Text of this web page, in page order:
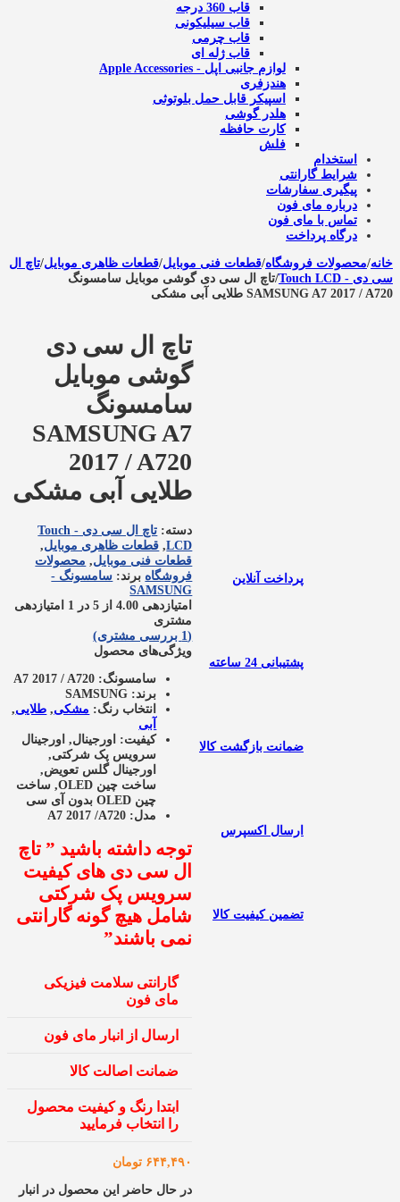
قاب 360 درجه
قاب سیلیکونی
قاب چرمی
قاب ژله ای
لوازم جانبی اپل - Apple Accessories
هندزفری
اسپیکر قابل حمل بلوتوثی
هلدر گوشی
کارت حافظه
فلش
استخدام
شرایط گارانتی
پیگیری سفارشات
درباره مای فون
تماس با مای فون
درگاه پرداخت
خانه/محصولات فروشگاه/قطعات فنی موبایل/قطعات ظاهری موبایل/تاچ ال
سی دی - Touch LCD
/تاچ ال سی دی گوشی موبایل سامسونگ
SAMSUNG A7 2017 / A720 طلایی آبی مشکی
تاچ ال سی دی
گوشی موبایل
سامسونگ
SAMSUNG A7
2017 / A720
طلایی آبی مشکی
دسته:
تاچ ال سی دی - Touch
LCD
, قطعات ظاهری موبایل,
قطعات فنی موبایل, محصولات
فروشگاه برند: سامسونگ -
SAMSUNG
امتیازدهی 4.00از 5 در 1 امتیازدهی
مشتری
(
1 بررسی مشتری)
ویژگی‌های محصول
سامسونگ: A7 2017 / A720
برند: SAMSUNG
انتخاب رنگ: مشکی, طلایی,
آبی
کیفیت: اورجینال, اورجینال
سرویس پک شرکتی,
اورجینال گلس تعویض,
ساخت چین OLED, ساخت
چین OLED بدون آی سی
مدل: A7 2017 /A720
توجه داشته باشید ” تاچ
ال سی دی های کیفیت
سرویس پک شرکتی
شامل هیچ گونه گارانتی
نمی باشند”
گارانتی سلامت فیزیکی
مای فون
ارسال از انبار مای فون
ضمانت اصالت کالا
ابتدا رنگ و کیفیت محصول
را انتخاب فرمایید
۶۴۴,۴۹۰ تومان
در حال حاضر این محصول در انبار
پرداخت آنلاین
پشتیبانی 24 ساعته
ضمانت بازگشت کالا
ارسال اکسپرس
تضمین کیفیت کالا